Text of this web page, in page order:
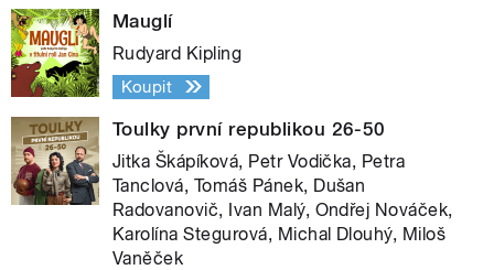
Mauglí
Rudyard Kipling
Koupit
Toulky první republikou 26-50
Jitka Škápíková, Petr Vodička, Petra
Tanclová, Tomáš Pánek, Dušan
Radovanovič, Ivan Malý, Ondřej Nováček,
Karolína Stegurová, Michal Dlouhý, Miloš
Vaněček